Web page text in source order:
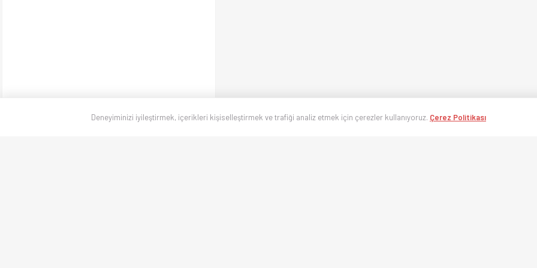
Deneyiminizi iyileştirmek, içerikleri kişiselleştirmek ve trafiği analiz etmek için çerezler kullanıyoruz. Çerez Politikası